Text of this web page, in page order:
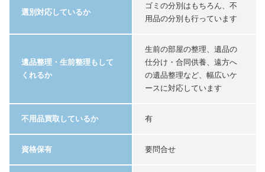
選別対応しているか
ゴミの分別はもちろん、不
用品の分別も行っています
遺品整理・生前整理もして
くれるか
生前の部屋の整理、遺品の
仕分け・合同供養、遠方へ
の遺品整理など、幅広いケ
ースに対応しています
不用品買取しているか 有
資格保有 要問合せ